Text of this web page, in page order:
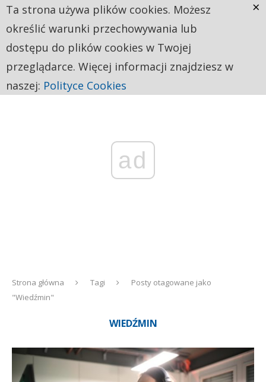
ad
Strona główna Tagi
Posty otagowane jako
"Wiedźmin"
WIEDŹMIN
Ta strona używa plików cookies. Możesz
określić warunki przechowywania lub
dostępu do plików cookies w Twojej
przeglądarce. Więcej informacji znajdziesz w
naszej: Polityce Cookies
×